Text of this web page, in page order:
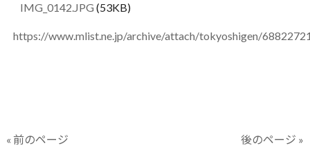
IMG_0142.JPG (53KB)
https://www.mlist.ne.jp/archive/attach/tokyoshigen/
« 前のページ 後のページ »